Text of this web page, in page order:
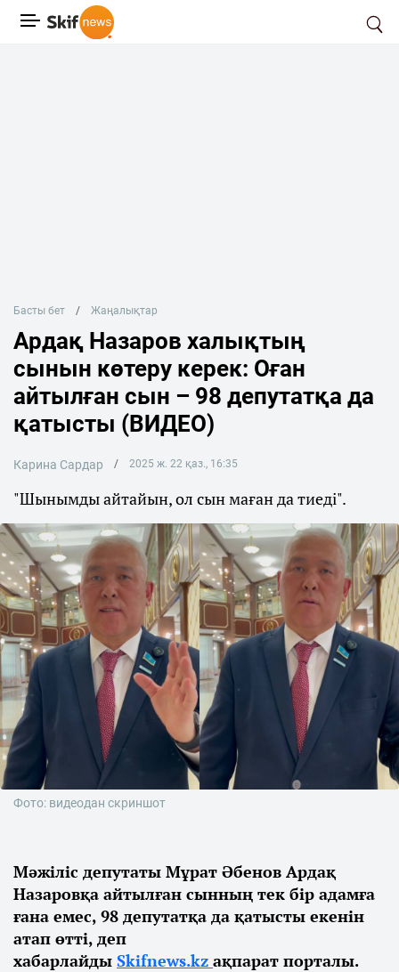
Басты бет Жаңалықтар
Ардақ Назаров халықтың
сынын көтеру керек: Оған
айтылған сын – 98 депутатқа да
қатысты (ВИДЕО)
Карина Сардар 2025 ж. 22 қаз., 16:35
"Шынымды айтайын, ол сын маған да тиеді".
Фото: видеодан скриншот
Мәжіліс депутаты Мұрат Әбенов Ардақ
Назаровқа айтылған сынның тек бір адамға
ғана емес, 98 депутатқа да қатысты екенін
атап өтті, деп
хабарлайды Skifnews.kz ақпарат порталы.